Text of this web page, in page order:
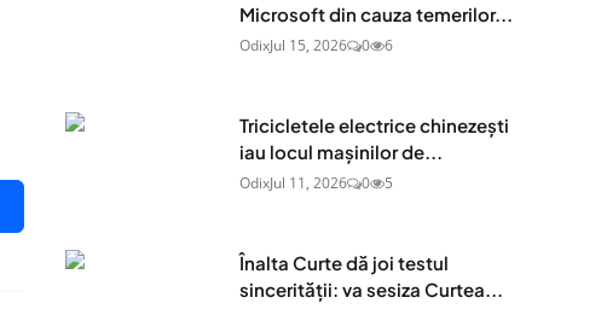
Microsoft din cauza temerilor...
OdixJul 15, 2026 0 6
Tricicletele electrice chinezești
iau locul mașinilor de...
OdixJul 11, 2026 0 5
Înalta Curte dă joi testul
sincerității: va sesiza Curtea...